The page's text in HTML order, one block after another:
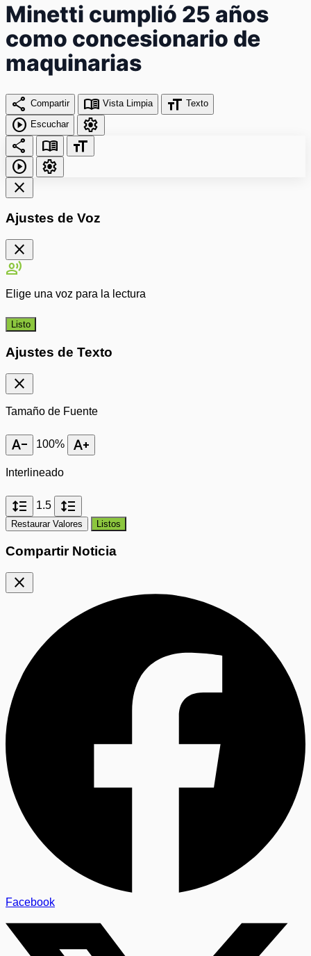
Minetti cumplió 25 años
como concesionario de
maquinarias
share Compartir menu_book Vista Limpia format_size Texto
play_circle Escuchar
settings
share
menu_book
format_size
play_circle
settings
close
Ajustes de Voz
close
record_voice_over
Elige una voz para la lectura
Listo
Ajustes de Texto
close
Tamaño de Fuente
text_decrease 100% text_increase
Interlineado
format_line_spacing 1.5 format_line_spacing
Restaurar Valores Listos
Compartir Noticia
close
Facebook